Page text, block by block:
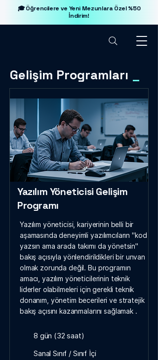
🎓 Öğrencilere ve Yeni Mezunlara Özel %50
İndirim!
Gelişim Programları
Yazılım Yöneticisi Gelişim
Programı
Yazılım yöneticisi, kariyerinin belli bir
aşamasında deneyimli yazılımcıların "kod
yazsın ama arada takımı da yönetsin"
bakış açısıyla yönlendirildikleri bir unvan
olmak zorunda değil. Bu programın
amacı, yazılım yöneticilerinin teknik
liderler olabilmeleri için gerekli teknik
donanım, yönetim becerileri ve stratejik
bakış açısını kazanmalarını sağlamak .
8 gün (32 saat)
Sanal Sınıf / Sınıf İçi